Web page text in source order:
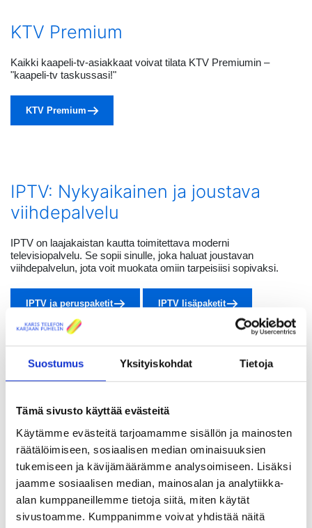
Suostumus Yksityiskohdat Tietoja
Tämä sivusto käyttää evästeitä
Käytämme evästeitä tarjoamamme sisällön ja mainosten
räätälöimiseen, sosiaalisen median ominaisuuksien
tukemiseen ja kävijämäärämme analysoimiseen. Lisäksi
jaamme sosiaalisen median, mainosalan ja analytiikka-
alan kumppaneillemme tietoja siitä, miten käytät
sivustoamme. Kumppanimme voivat yhdistää näitä
KTV Premium
Kaikki kaapeli-tv-asiakkaat voivat tilata KTV Premiumin –
"kaapeli-tv taskussasi!"
KTV Premium
IPTV: Nykyaikainen ja joustava
viihdepalvelu
IPTV on laajakaistan kautta toimitettava moderni
televisiopalvelu. Se sopii sinulle, joka haluat joustavan
viihdepalvelun, jota voit muokata omiin tarpeisiisi sopivaksi.
IPTV ja peruspaketit IPTV lisäpaketit
Kysymykset ja vastaukset tv-
palveluista
Tältä sivulta löydät usein kysytyt kysymykset ja niiden
vastaukset.
Kysymykset ja vastaukset